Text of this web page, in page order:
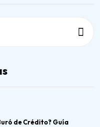
de Crédito? Guía